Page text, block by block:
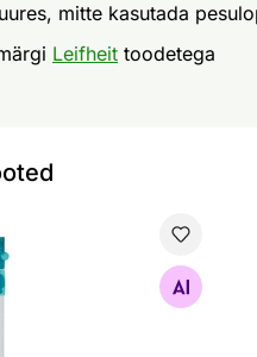
mitte kasutada
Leifheit toodetega
110-190 cm